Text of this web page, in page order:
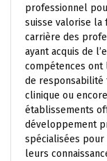
professionnel
suisse valorise la
carrière des
ayant acquis de
compétences ont
de responsabilité
clinique ou
établissements
développement
spécialisées
leurs